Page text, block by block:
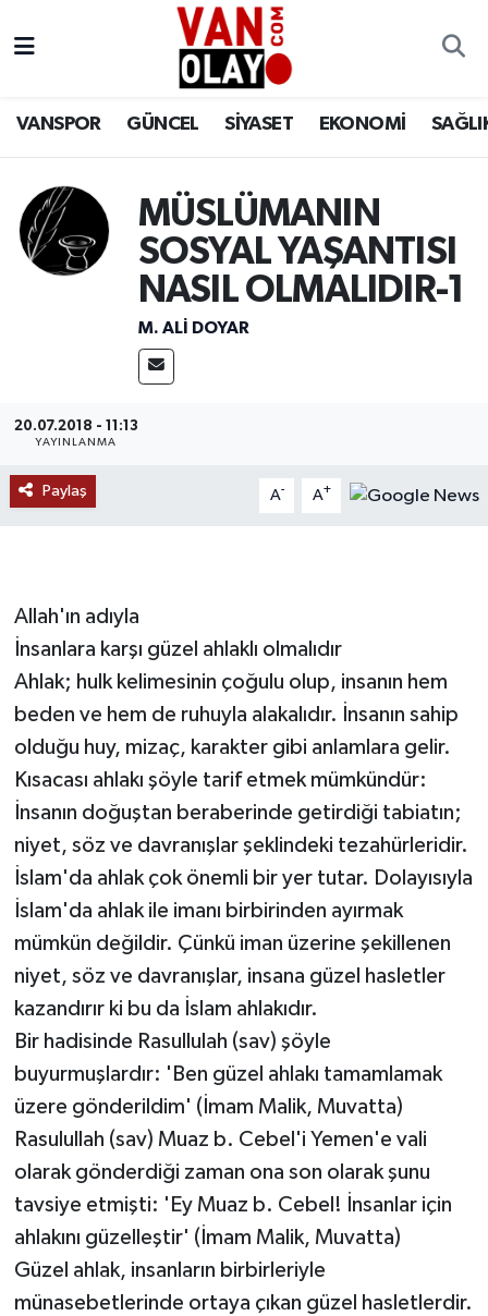
VANSPOR GÜNCEL SİYASET EKONOMİ
MÜSLÜMANIN
SOSYAL YAŞANTISI
NASIL OLMALIDIR-1
M. ALI DOYAR
20.07.2018 - 11:13
YAYINLANMA
Paylaş A- A+
Allah'ın adıyla
İnsanlara karşı güzel ahlaklı olmalıdır
Ahlak; hulk kelimesinin çoğulu olup, insanın hem
beden ve hem de ruhuyla alakalıdır. İnsanın sahip
olduğu huy, mizaç, karakter gibi anlamlara gelir.
Kısacası ahlakı şöyle tarif etmek mümkündür:
İnsanın doğuştan beraberinde getirdiği tabiatın;
niyet, söz ve davranışlar şeklindeki tezahürleridir.
İslam'da ahlak çok önemli bir yer tutar. Dolayısıyla
İslam'da ahlak ile imanı birbirinden ayırmak
mümkün değildir. Çünkü iman üzerine şekillenen
niyet, söz ve davranışlar, insana güzel hasletler
kazandırır ki bu da İslam ahlakıdır.
Bir hadisinde Rasullulah (sav) şöyle
buyurmuşlardır: 'Ben güzel ahlakı tamamlamak
üzere gönderildim' (İmam Malik, Muvatta)
Rasulullah (sav) Muaz b. Cebel'i Yemen'e vali
olarak gönderdiği zaman ona son olarak şunu
tavsiye etmişti: 'Ey Muaz b. Cebel! İnsanlar için
ahlakını güzelleştir' (İmam Malik, Muvatta)
Güzel ahlak, insanların birbirleriyle
münasebetlerinde ortaya çıkan güzel hasletlerdir.
Siyaset
Ekonomi
Bilim & Teknoloji
Dünya
Van Nöbetçi Eczaneler
Van Namaz Vakitleri
Van Trafik Yoğunluk Haritası
Süper Lig Puan Durumu ve Fikstür
Tüm Manşetler
Son Dakika Haberleri
Haber Arşivi